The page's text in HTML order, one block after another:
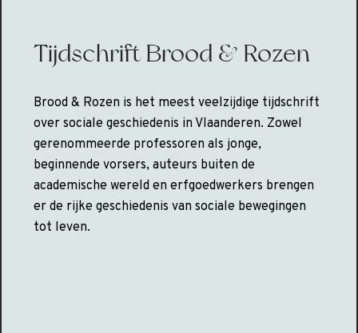
Tijdschrift Brood & Rozen
Brood & Rozen is het meest veelzijdige tijdschrift
over sociale geschiedenis in Vlaanderen. Zowel
gerenommeerde professoren als jonge,
beginnende vorsers, auteurs buiten de
academische wereld en erfgoedwerkers brengen
er de rijke geschiedenis van sociale bewegingen
tot leven.